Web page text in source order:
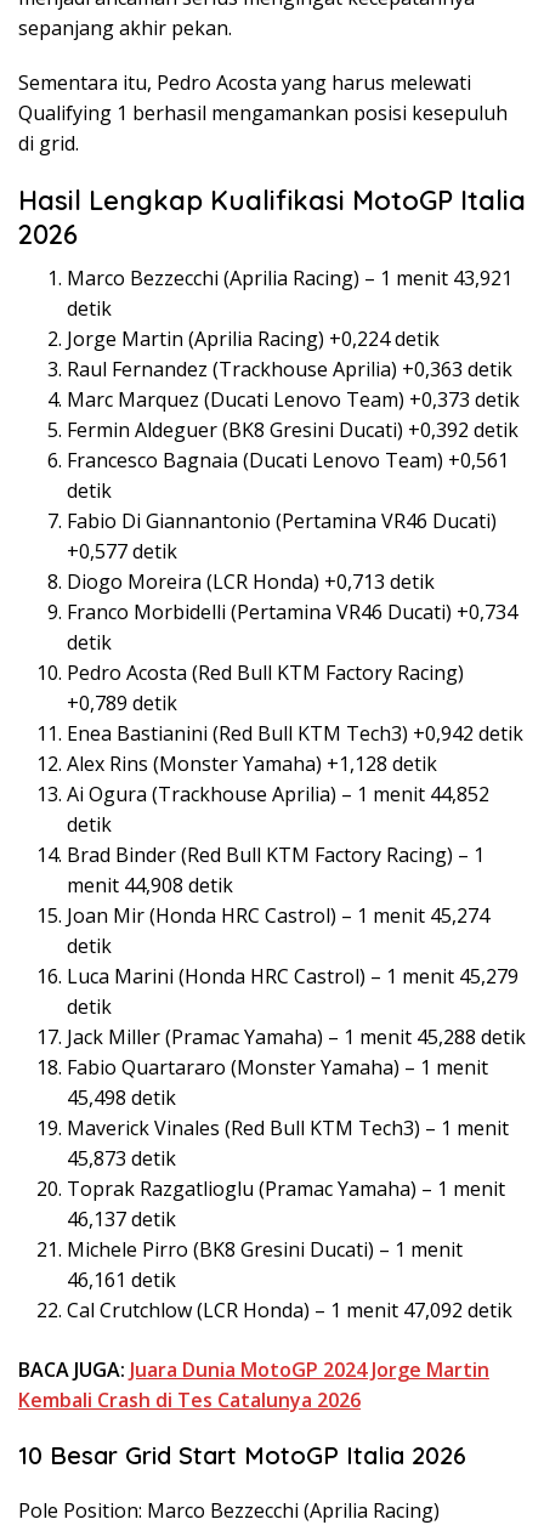
sepanjang akhir pekan.
Sementara itu, Pedro Acosta yang harus melewati
Qualifying 1 berhasil mengamankan posisi kesepuluh
di grid.
Hasil Lengkap Kualifikasi MotoGP Italia
2026
Marco Bezzecchi (Aprilia Racing) – 1 menit 43,921
detik
Jorge Martin (Aprilia Racing) +0,224 detik
Raul Fernandez (Trackhouse Aprilia) +0,363 detik
Marc Marquez (Ducati Lenovo Team) +0,373 detik
Fermin Aldeguer (BK8 Gresini Ducati) +0,392 detik
Francesco Bagnaia (Ducati Lenovo Team) +0,561
detik
Fabio Di Giannantonio (Pertamina VR46 Ducati)
+0,577 detik
Diogo Moreira (LCR Honda) +0,713 detik
Franco Morbidelli (Pertamina VR46 Ducati) +0,734
detik
Pedro Acosta (Red Bull KTM Factory Racing)
+0,789 detik
Enea Bastianini (Red Bull KTM Tech3) +0,942 detik
Alex Rins (Monster Yamaha) +1,128 detik
Ai Ogura (Trackhouse Aprilia) – 1 menit 44,852
detik
Brad Binder (Red Bull KTM Factory Racing) – 1
menit 44,908 detik
Joan Mir (Honda HRC Castrol) – 1 menit 45,274
detik
Luca Marini (Honda HRC Castrol) – 1 menit 45,279
detik
Jack Miller (Pramac Yamaha) – 1 menit 45,288 detik
Fabio Quartararo (Monster Yamaha) – 1 menit
45,498 detik
Maverick Vinales (Red Bull KTM Tech3) – 1 menit
45,873 detik
Toprak Razgatlioglu (Pramac Yamaha) – 1 menit
46,137 detik
Michele Pirro (BK8 Gresini Ducati) – 1 menit
46,161 detik
Cal Crutchlow (LCR Honda) – 1 menit 47,092 detik
BACA JUGA: Juara Dunia MotoGP 2024 Jorge Martin
Kembali Crash di Tes Catalunya 2026
10 Besar Grid Start MotoGP Italia 2026
Pole Position: Marco Bezzecchi (Aprilia Racing)